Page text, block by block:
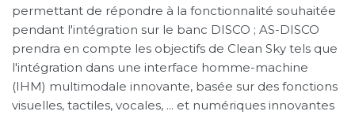
permettant de répondre à la fonctionnalité souhaitée
pendant l'intégration sur le banc DISCO ; AS-DISCO
prendra en compte les objectifs de Clean Sky tels que
l'intégration dans une interface homme-machine
(IHM) multimodale innovante, basée sur des fonctions
visuelles, tactiles, vocales, ... et numériques innovantes